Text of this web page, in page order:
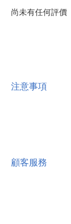
尚未有任何評價
注意事項
顧客服務